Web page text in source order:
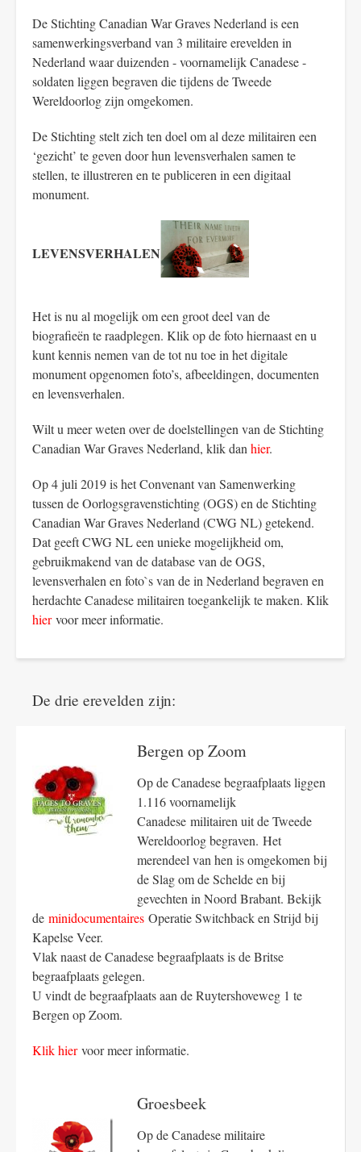
De Stichting Canadian War Graves Nederland is een
samenwerkingsverband van 3 militaire erevelden in
Nederland waar duizenden - voornamelijk Canadese -
soldaten liggen begraven die tijdens de Tweede
Wereldoorlog zijn omgekomen.
De Stichting stelt zich ten doel om al deze militairen een
‘gezicht’ te geven door hun levensverhalen samen te
stellen, te illustreren en te publiceren in een digitaal
monument.
LEVENSVERHALEN
Het is nu al mogelijk om een groot deel van de
biografieën te raadplegen. Klik op de foto hiernaast en u
kunt kennis nemen van de tot nu toe in het digitale
monument opgenomen foto’s, afbeeldingen, documenten
en levensverhalen.
Wilt u meer weten over de doelstellingen van de Stichting
Canadian War Graves Nederland, klik danhier.
Op 4 juli 2019 is het Convenant van Samenwerking
tussen de Oorlogsgravenstichting (OGS) en de Stichting
Canadian War Graves Nederland (CWG NL) getekend.
Dat geeft CWG NL een unieke mogelijkheid om,
gebruikmakend van de database van de OGS,
levensverhalen en foto`s van de in Nederland begraven en
herdachte Canadese militairen toegankelijk te maken. Klik
hiervoor meer informatie.
De drie erevelden zijn:
Bergen op Zoom
Op de Canadese begraafplaats liggen
1.116 voornamelijk
Canadese militairen uit de Tweede
Wereldoorlog begraven. Het
merendeel van hen is omgekomen bij
de Slag om de Schelde en bij
gevechten in Noord Brabant. Bekijk
de minidocumentaires Operatie Switchback en Strijd bij
Kapelse Veer.
Vlak naast de Canadese begraafplaats is de Britse
begraafplaats gelegen.
U vindt de begraafplaats aan de Ruytershoveweg 1 te
Bergen op Zoom.
Klik hiervoor meer informatie.
Groesbeek
Op de Canadese militaire